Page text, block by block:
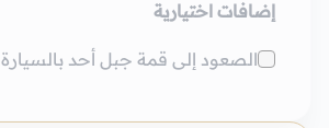
إضافات اختيارية
الصعود إلى قمة جبل أحد بالسيارة